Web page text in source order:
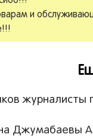
и
журналисты
Джумабаевы